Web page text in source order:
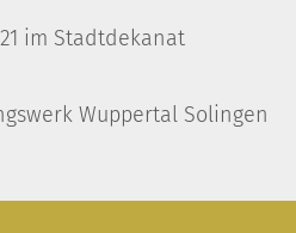
im Stadtdekanat
Wuppertal Solingen